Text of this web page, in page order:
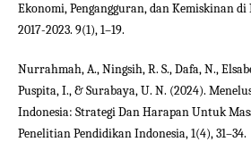
Ekonomi, Pengangguran, dan Kemiskinan
2017-2023. 9(1), 1–19.
Nurrahmah, A., Ningsih, R. S., Dafa, N.,
Puspita, I., & Surabaya, U. N. (2024).
Indonesia: Strategi Dan Harapan Untuk
Penelitian Pendidikan Indonesia, 1(4), 31–34.